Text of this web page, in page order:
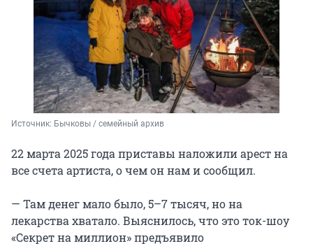
Источник: Бычковы / семейный архив
22 марта 2025 года приставы наложили арест на
все счета артиста, о чем он нам и сообщил.
— Там денег мало было, 5–7 тысяч, но на
лекарства хватало. Выяснилось, что это ток-шоу
«Секрет на миллион» предъявило